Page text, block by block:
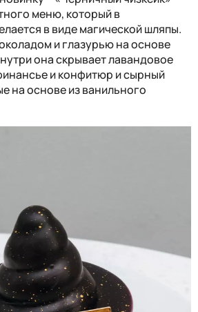
меню, который в
в виде магической шляпы.
и глазурью на основе
она скрывает лавандовое
и конфитюр и сырный
на основе из ванильного